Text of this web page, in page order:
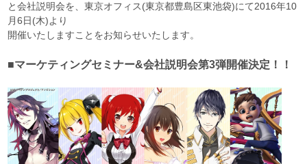
と会社説明会を、東京オフィス(東京都豊島区東池袋)にて2016年10
月6日(木)より
開催いたしますことをお知らせいたします。
■マーケティングセミナー&会社説明会第3弾開催決定！！